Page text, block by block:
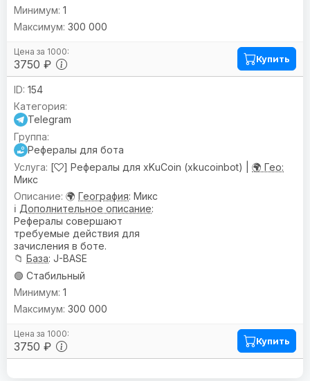
3750 ₽
1
300 000
Купить
154
Telegram
Рефералы для бота
[
] Рефералы для xKuCoin (xkucoinbot) | 🌍 Гео:
Микс
🌍 География: Микс
ℹ️ Дополнительное описание:
Рефералы совершают
требуемые действия для
зачисления в боте.
📁 База: J-BASE
🟢 Стабильный
3750 ₽
1
300 000
Купить